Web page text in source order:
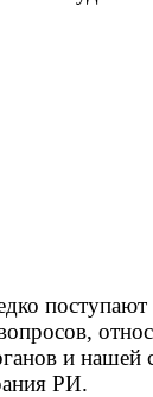
и
РИ.